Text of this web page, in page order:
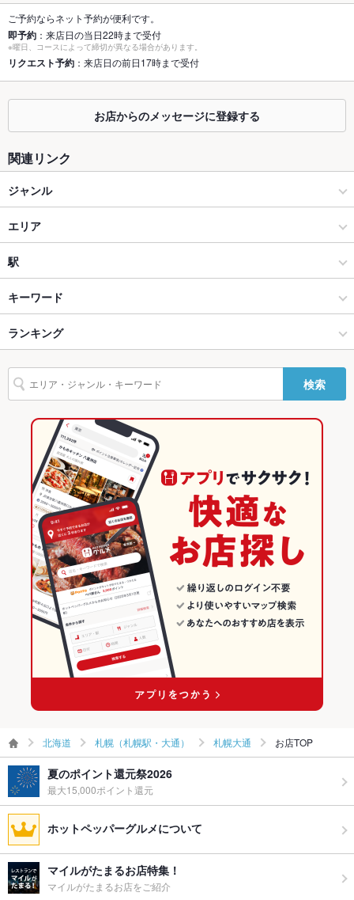
個室
なし ：開放的な店内です。個室のご用意はありませんが、夏に
はテラスのお席もご用意しております。
座敷 なし ：全席テーブル席でのご用意をしております。
カウンター
ソファー
テラス席
貸切
Wi-Fi なし
バリアフリ
ー
なし ：入口が階段となりますので、お手伝いが必要なお客様は
ンパーキングをご利用ください。
その他設備
トイレにはおむつ替えシートのご用意もありますのでお気軽に
ご利用ください
飲み放題
なし ：単品での飲み放題はご用意しておりません。予めご了承
ください。
食べ放題
なし ：食べ放題のご用意はありませんが、各種コースご用意し
ておりますのでご利用ください。
日本酒充実、ワイン充実
お子様連れ
お子様連れ歓迎 ：トイレにはお子様用のオムツ替えシートのご
用意もありますので小さなお子様も大歓迎！
要相談
プライズ対
備考
その他ご要望等が御座いましたらお気軽に当店までお問い合わ
せください。
ご予約ならネット予約が便利です。
即予約 ：来店日の当日22時まで受付
※曜日、コースによって締切が異なる場合があります。
リクエスト予約 ：来店日の前日17時まで受付
お店からのメッセージに登録する
関連リンク
ジャンル
ダイニングバー・バル
洋・和洋・各国料理・その他
札幌（札幌駅・大通） × ダイニングバー・バル
札幌（札幌駅・大通） × 洋・和洋・各国料理・その他
大通駅 × ダイニングバー・バル
大通駅 × 洋・和洋・各国料理・その他
洋・和洋・各国料理・その他
札幌（札幌駅・大通） × 居酒屋
札幌（札幌駅・大通） × 洋・和洋・各国料理・その他
大通駅 × 居酒屋
大通駅 × 洋・和洋・各国料理・その他
エリア
札幌大通
札幌大通 × ダイニングバー・バル
札幌大通 × 洋・和洋・各国料理・その他
札幌大通 × 居酒屋
札幌大通 × 洋・和洋・各国料理・その他
北海道 × ダイニングバー・バル
北海道 × 洋・和洋・各国料理・その他
北海道 × 居酒屋
北海道 × 洋・和洋・各国料理・その他
駅
大通駅
資生館小学校前駅
すすきの駅
キーワード
からあげ
ランキング
北海道のグルメランキング
北海道のダイニングバー・バルランキング
札幌（札幌駅・大通）のグルメランキング
札幌（札幌駅・大通）のダイニングバー・バルランキング
札幌大通のグルメランキング
札幌大通のダイニングバー・バルランキング
検索
北海道 札幌（札幌駅・大通） 札幌大通 お店TOP
夏のポイント還元祭2026
最大15,000ポイント還元
ホットペッパーグルメについて
マイルがたまるお店特集！
マイルがたまるお店をご紹介